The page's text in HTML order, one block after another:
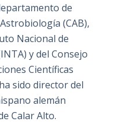
de
(CAB),
Nacional de
y del Consejo
Científicas
sido director del
alemán
Calar Alto.